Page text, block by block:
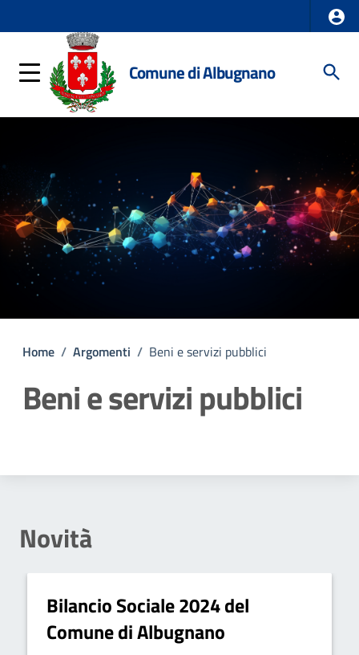
Comune di Albugnano
Home / Argomenti / Beni e servizi pubblici
Beni e servizi pubblici
Novità
Bilancio Sociale 2024 del
Comune di Albugnano